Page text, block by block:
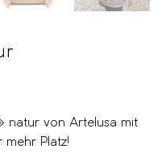
natur von Artelusa mit
mehr Platz!